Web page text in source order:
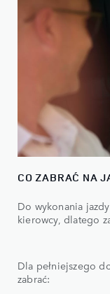
CO ZABRAĆ NA
Do wykonania
kierowcy, dlatego
Dla pełniejszego
zabrać: